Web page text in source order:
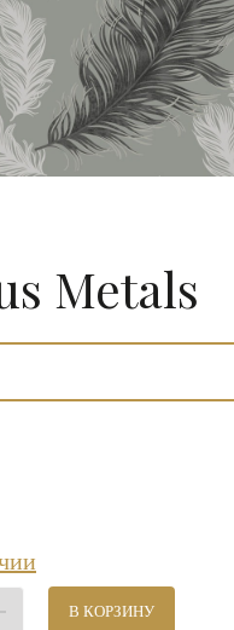
Metals
В КОРЗИНУ